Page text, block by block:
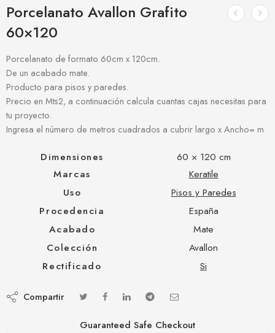
Porcelanato Avallon Grafito
60×120
Porcelanato de formato 60cm x 120cm.
De un acabado mate.
Producto para pisos y paredes.
Precio en Mts2, a continuación calcula cuantas cajas necesitas para
tu proyecto.
Ingresa el número de metros cuadrados a cubrir largo x Ancho= m
Dimensiones
60 × 120 cm
Marcas
Keratile
Uso
Pisos y Paredes
Procedencia
España
Acabado
Mate
Colección
Avallon
Rectificado
Si
Compartir
Guaranteed Safe Checkout